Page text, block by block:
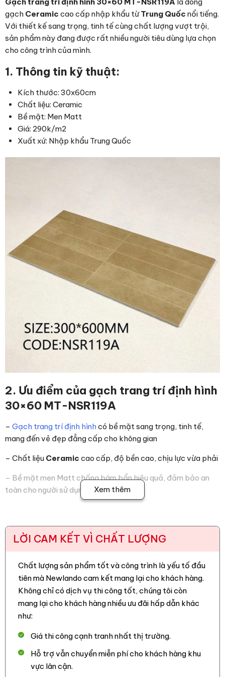
Gạch trang trí định hình 30×60 MT-NSR119A là dòng
gạch Ceramic cao cấp nhập khẩu từTrung Quốc nổi tiếng.
Với thiết kế sang trọng, tinh tế cùng chất lượng vượt trội,
sản phẩm này đang được rất nhiều người tiêu dùng lựa chọn
cho công trình của mình.
1. Thông tin kỹ thuật:
Kích thước: 30x60cm
Chất liệu: Ceramic
Bề mặt: Men Matt
Giá: 290k/m2
Xuất xứ: Nhập khẩu Trung Quốc
2. Ưu điểm của gạch trang trí định hình
30×60 MT-NSR119A
– Gạch trang trí định hìnhcó bề mặt sang trọng, tinh tế,
mang đến vẻ đẹp đẳng cấp cho không gian
– Chất liệu Ceramic cao cấp, độ bền cao, chịu lực vừa phải
– Bề mặt men Matt chống bám bẩn hiệu quả, đảm bảo an
toàn cho người sử dụng
–Kích thước 30x60cm linh hoạt, phù hợp với nhiều diện tích
thi công
– Phù hợp ốp lát cho nhiều không gian khác nhau như phòng
khách, phòng ngủ, nhà bếp, nhà tắm,…
3. Ứng dụng của gạch MT-NSR119A
– Ốp lát nền phòng khách, phòng ngủ, nhà bếp, nhà tắm,…
– Ốp lát sảnh, hành lang, ban công, gara ô tô, sân vườn…
– Trang trí nội – ngoại thất…
Xem thêm
LỜI CAM KẾT VÌ CHẤT LƯỢNG
Chất lượng sản phẩm tốt và công trình là yếu tố đầu
tiên mà Newlando cam kết mang lại cho khách hàng.
Không chỉ có dịch vụ thi công tốt, chúng tôi còn
mang lại cho khách hàng nhiều ưu đãi hấp dẫn khác
như:
Giá thi công cạnh tranh nhất thị trường.
Hỗ trợ vẫn chuyển miễn phí cho khách hàng khu
vực lân cận.